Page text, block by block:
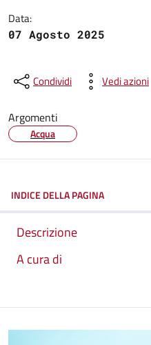
Data:
07 Agosto 2025
Condividi Vedi azioni
Argomenti
Acqua
INDICE DELLA PAGINA
Descrizione
A cura di